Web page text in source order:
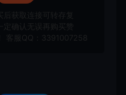
获取连接可转存复
确认无误再购买赞
客服QQ：3391007258